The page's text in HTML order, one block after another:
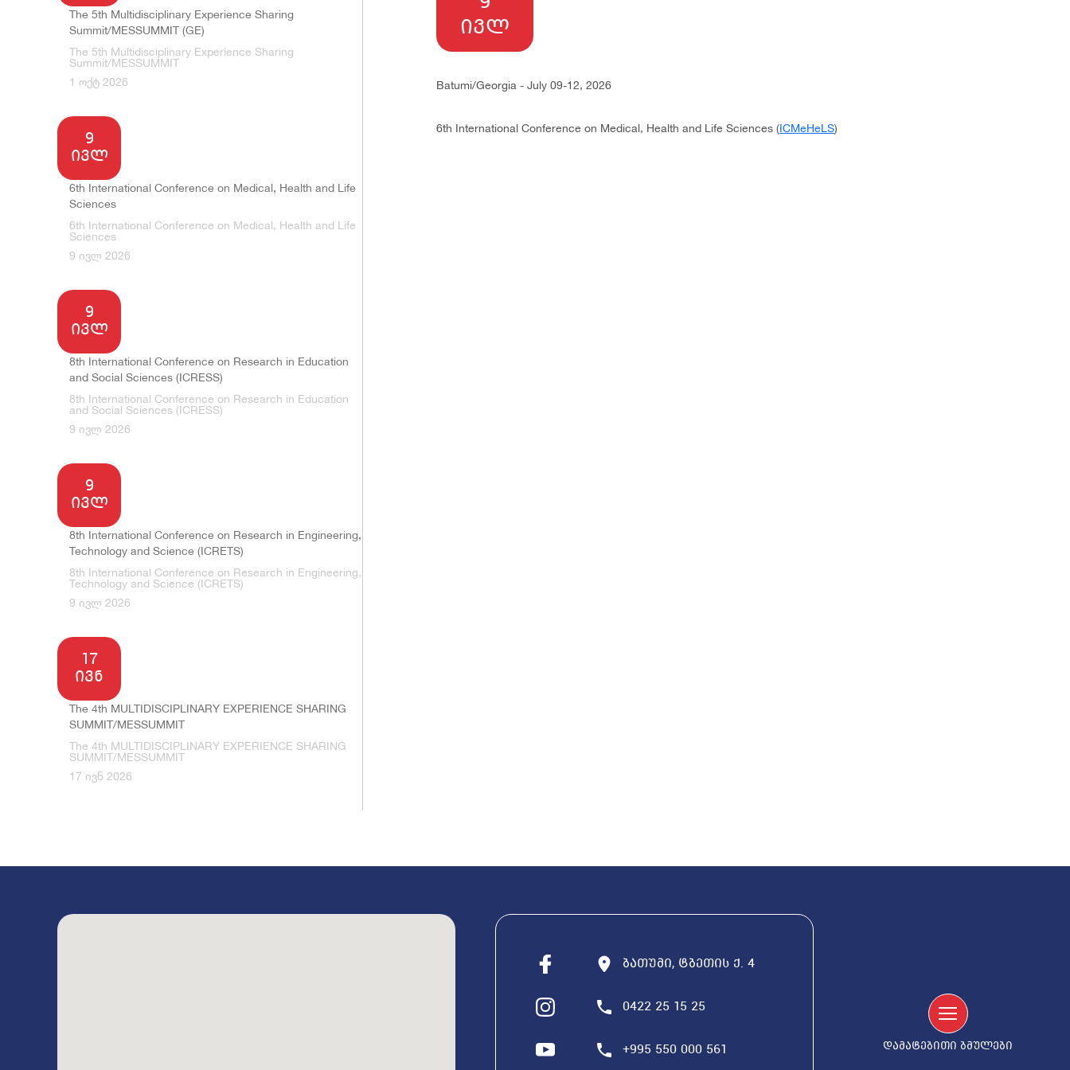
იურიდიული ცნობარი
სასწავლო პროცესის მარეგულირებელი წესი
კარიერული მხარდაჭერა
The 5th Multidisciplinary Experience Sharing
Summit/MESSUMMIT (GE)
The 5th Multidisciplinary Experience Sharing
Summit/MESSUMMIT
1 ოქტ 2026
9
ივლ
6th International Conference on Medical, Health and Life
Sciences
6th International Conference on Medical, Health and Life
Sciences
9 ივლ 2026
9
ივლ
8th International Conference on Research in Education
and Social Sciences (ICRESS)
8th International Conference on Research in Education
and Social Sciences (ICRESS)
9 ივლ 2026
9
ივლ
8th International Conference on Research in Engineering,
Technology and Science (ICRETS)
8th International Conference on Research in Engineering,
Technology and Science (ICRETS)
9 ივლ 2026
17
ივნ
The 4th MULTIDISCIPLINARY EXPERIENCE SHARING
SUMMIT/MESSUMMIT
The 4th MULTIDISCIPLINARY EXPERIENCE SHARING
SUMMIT/MESSUMMIT
17 ივნ 2026
ივლ
Batumi/Georgia - July 09-12, 2026
6th International Conference on Medical, Health and Life Sciences (ICMeHeLS)
ბათუმი, ტბეთის ქ. 4
0422 25 15 25
+995 550 000 561 დამატებითი ბმულები